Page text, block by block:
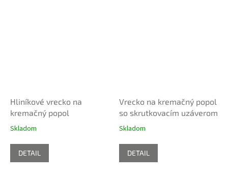
Hliníkové vrecko na
kremačný popol
Skladom
DETAIL
Vrecko na kremačný popol
so skrutkovacím uzáverom
Skladom
DETAIL